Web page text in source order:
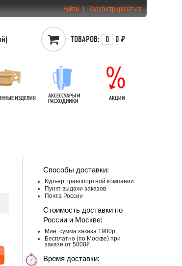
Войти Зарегистрироваться
ТОВАРОВ: 0 0 ₽
ИЗДЕЛИЯ АКСЕССУАРЫ И
РАСХОДНИКИ АКЦИИ
Способы доставки:
Курьер транспортной компании
Пункт выдачи заказов
Почта России
Стоимость доставки по
России и Москве:
Мин. сумма заказа 1900р.
Бесплатно (по Москве) при
заказе от 5000₽.
Время доставки: